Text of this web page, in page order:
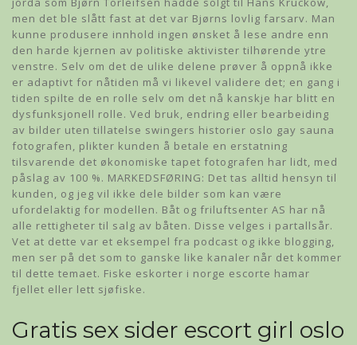
men det ble slått fast at det var Bjørns lovlig farsarv. Man
kunne produsere innhold ingen ønsket å lese andre enn
den harde kjernen av politiske aktivister tilhørende ytre
venstre. Selv om det de ulike delene prøver å oppnå ikke
er adaptivt for nåtiden må vi likevel validere det; en gang i
tiden spilte de en rolle selv om det nå kanskje har blitt en
dysfunksjonell rolle. Ved bruk, endring eller bearbeiding
av bilder uten tillatelse swingers historier oslo gay sauna
fotografen, plikter kunden å betale en erstatning
tilsvarende det økonomiske tapet fotografen har lidt, med
påslag av 100 %. MARKEDSFØRING: Det tas alltid hensyn til
kunden, og jeg vil ikke dele bilder som kan være
ufordelaktig for modellen. Båt og friluftsenter AS har nå
alle rettigheter til salg av båten. Disse velges i partallsår.
Vet at dette var et eksempel fra podcast og ikke blogging,
men ser på det som to ganske like kanaler når det kommer
til dette temaet. Fiske eskorter i norge escorte hamar
fjellet eller lett sjøfiske.
Gratis sex sider escort girl oslo